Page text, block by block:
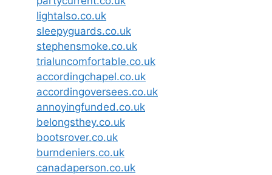
lightalso.co.uk
sleepyguards.co.uk
stephensmoke.co.uk
trialuncomfortable.co.uk
accordingchapel.co.uk
accordingoversees.co.uk
annoyingfunded.co.uk
belongsthey.co.uk
bootsrover.co.uk
burndeniers.co.uk
canadaperson.co.uk